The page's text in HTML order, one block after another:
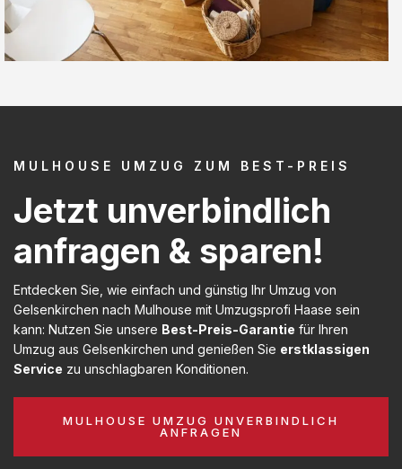
MULHOUSE UMZUG ZUM BEST-PREIS
Jetzt unverbindlich
anfragen & sparen!
Entdecken Sie, wie einfach und günstig Ihr Umzug von
Gelsenkirchen nach Mulhouse mit Umzugsprofi Haase sein
kann: Nutzen Sie unsere Best-Preis-Garantie für Ihren
Umzug aus Gelsenkirchen und genießen Sie erstklassigen
Service zu unschlagbaren Konditionen.
MULHOUSE UMZUG UNVERBINDLICH
ANFRAGEN